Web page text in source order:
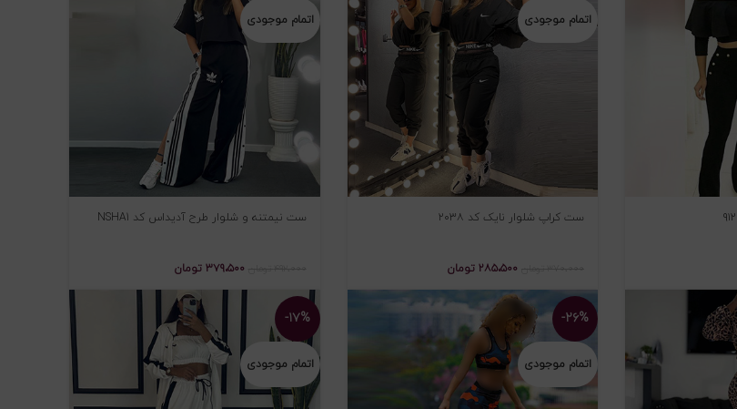
اتمام موجودی
ست کراپ شلوار نایک کد ۲۰۳۸
۲۸۵،۵۰۰ تومان
اتمام موجودی
ست نیمتنه و شلوار طرح آدیداس کد NSHA1
۳۷۹،۵۰۰ تومان
-۲۶%
اتمام موجودی
-۱۷%
اتمام موجودی